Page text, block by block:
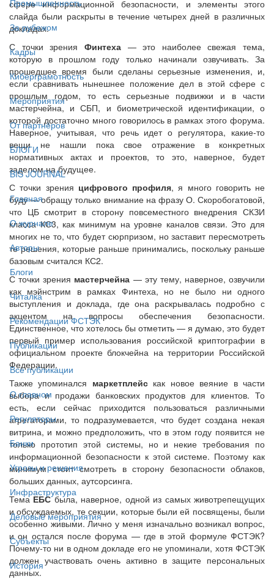
Промышленность
За рубежом
Кадры
Киберграмотность
Мероприятия
От партнёров
БЛОГИ
BIS JOURNAL
Главная
О журнале
Авторы
Блоги
Читалка
Рекомендации ФСТЭК
Публикации
Все публикации
О главном
Регуляторы
Банки
Угрозы и решения
Инфраструктура
Деловые мероприятия
Субъекты
История
сфере информационной безопасности, и элементы этого
слайда были раскрыты в течение четырех дней в различных
докладах.
С точки зрения Финтеха— это наиболее свежая тема,
которую в прошлом году только начинали озвучивать. За
прошедшее время были сделаны серьезные изменения, и,
если сравнивать нынешнее положение дел в этой сфере с
прошлым годом, то есть серьезные подвижки и в части
мастерчейна, и СБП, и биометрической идентификации, о
которой достаточно много говорилось в рамках этого форума.
Наверное, учитывая, что речь идет о регулятора, какие-то
вещи не нашли пока свое отражение в конкретных
нормативных актах и проектов, то это, наверное, будет
заделом на будущее.
С точки зрения цифрового профиля, я много говорить не
буду — обращу только внимание на фразу О. Скоробогатовой,
что ЦБ смотрит в сторону повсеместного внедрения СКЗИ
класса КС3, как минимум на уровне каналов связи. Это для
многих не то, что будет сюрпризом, но заставит пересмотреть
те решения, которые раньше принимались, поскольку раньше
базовым считался КС2.
С точки зрения мастерчейна — эту тему, наверное, озвучили
как мэйнстрим в рамках Финтеха, но не было ни одного
выступления и доклада, где она раскрывалась подробно с
акцентом на вопросы обеспечения безопасности.
Единственное, что хотелось бы отметить — я думаю, это будет
первый пример использования российской криптографии в
официальном проекте блокчейна на территории Российской
Федерации.
Также упоминался маркетплейскак новое веяние в части
выбора и продажи банковских продуктов для клиентов. То
есть, если сейчас приходится пользоваться различными
агрегаторами, то подразумевается, что будет создана некая
витрина, и можно предположить, что в этом году появится не
только прототип этой системы, но и некие требования по
информационной безопасности к этой системе. Поэтому как
минимум стоит смотреть в сторону безопасности облаков,
больших данных, аутсорсинга.
ТемаЕБСбыла, наверное, одной из самых животрепещущих
и обсуждаемых, те секции, которые были ей посвящены, были
особенно живыми. Лично у меня изначально возникал вопрос,
и он остался после форума — где в этой формуле ФСТЭК?
Почему-то ни в одном докладе его не упоминали, хотя ФСТЭК
должен участвовать очень активно в защите персональных
данных.